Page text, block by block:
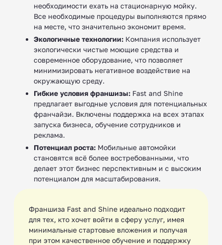
необходимости ехать на стационарную мойку.
Все необходимые процедуры выполняются прямо
на месте, что значительно экономит время.
Экологичные технологии: Компания использует
экологически чистые моющие средства и
современное оборудование, что позволяет
минимизировать негативное воздействие на
окружающую среду.
Гибкие условия франшизы: Fast and Shine
предлагает выгодные условия для потенциальных
франчайзи. Включены поддержка на всех этапах
запуска бизнеса, обучение сотрудников и
реклама.
Потенциал роста: Мобильные автомойки
становятся всё более востребованными, что
делает этот бизнес перспективным и с высоким
потенциалом для масштабирования.
Франшиза Fast and Shine идеально подходит
для тех, кто хочет войти в сферу услуг, имея
минимальные стартовые вложения и получая
при этом качественное обучение и поддержку